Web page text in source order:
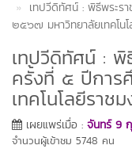
เทปวีดิทัศน์ : พิธีพระ
๒๕๖๗ มหาวิทยาลัยเทคโน
เทปวีดิทัศน์ :
ครั้งที่ ๕ ปีกา
เทคโนโลยีราช
เผยแพร่เมื่อ : จันทร์ 9
จำนวนผู้เข้าชม 5748 คน